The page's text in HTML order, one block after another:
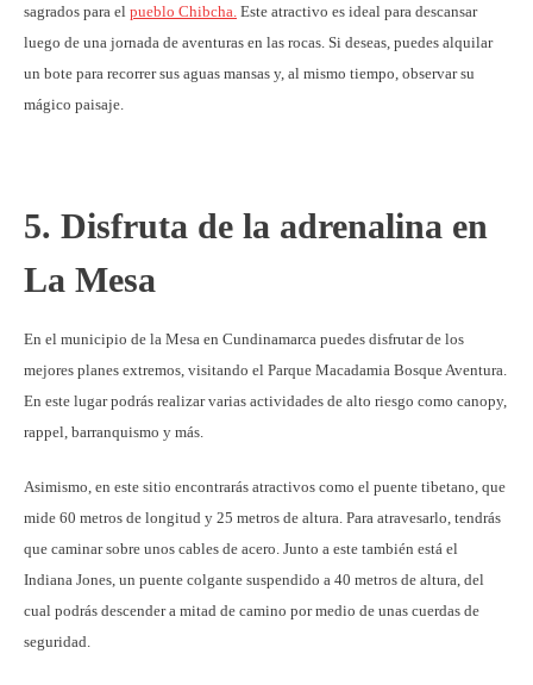
sagrados para el pueblo Chibcha. Este atractivo es ideal para descansar
luego de una jornada de aventuras en las rocas. Si deseas, puedes alquilar
un bote para recorrer sus aguas mansas y, al mismo tiempo, observar su
mágico paisaje.
5. Disfruta de la adrenalina en
La Mesa
En el municipio de la Mesa en Cundinamarca puedes disfrutar de los
mejores planes extremos, visitando el Parque Macadamia Bosque Aventura.
En este lugar podrás realizar varias actividades de alto riesgo como canopy,
rappel, barranquismo y más.
Asimismo, en este sitio encontrarás atractivos como el puente tibetano, que
mide 60 metros de longitud y 25 metros de altura. Para atravesarlo, tendrás
que caminar sobre unos cables de acero. Junto a este también está el
Indiana Jones, un puente colgante suspendido a 40 metros de altura, del
cual podrás descender a mitad de camino por medio de unas cuerdas de
seguridad.